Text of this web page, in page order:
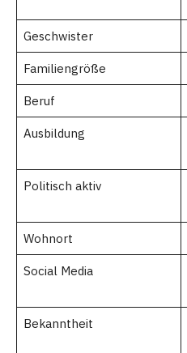
Geschwister
Familiengröße
Beruf
Ausbildung
Politisch aktiv
Wohnort
Social Media
Bekanntheit